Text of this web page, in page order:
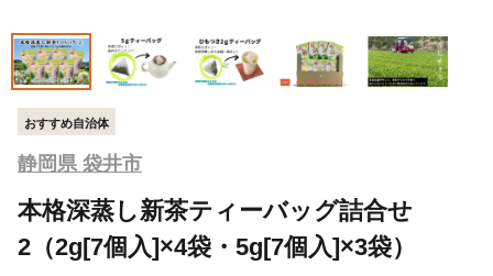
おすすめ自治体
静岡県 袋井市
本格深蒸し新茶ティーバッグ詰合せ
2（2g[7個入]×4袋・5g[7個入]×3袋）